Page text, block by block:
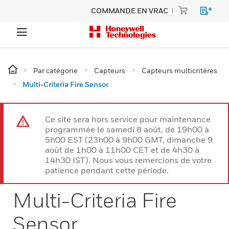
COMMANDE EN VRAC
Par catégorie Capteurs
Capteurs multicritères
Multi-Criteria Fire Sensor
Ce site sera hors service pour maintenance
programmée le samedi 8 août, de 19h00 à
5h00 EST (23h00 à 9h00 GMT, dimanche 9
août de 1h00 à 11h00 CET et de 4h30 à
14h30 IST). Nous vous remercions de votre
patience pendant cette période.
Multi-Criteria Fire
Sensor